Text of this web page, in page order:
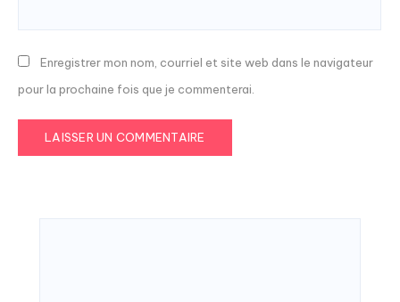
Enregistrer mon nom, courriel et site web dans le navigateur
pour la prochaine fois que je commenterai.